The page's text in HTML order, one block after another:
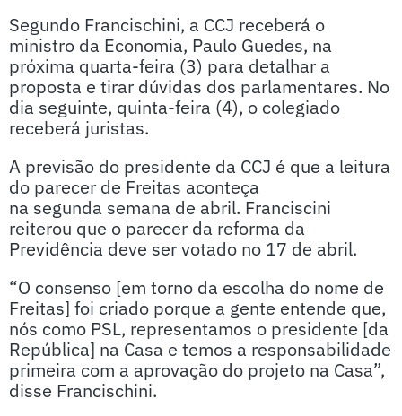
Segundo Francischini, a CCJ receberá o
ministro da Economia, Paulo Guedes, na
próxima quarta-feira (3) para detalhar a
proposta e tirar dúvidas dos parlamentares. No
dia seguinte, quinta-feira (4), o colegiado
receberá juristas.
A previsão do presidente da CCJ é que a leitura
do parecer de Freitas aconteça
na segunda semana de abril. Franciscini
reiterou que o parecer da reforma da
Previdência deve ser votado no 17 de abril.
“O consenso [em torno da escolha do nome de
Freitas] foi criado porque a gente entende que,
nós como PSL, representamos o presidente [da
República] na Casa e temos a responsabilidade
primeira com a aprovação do projeto na Casa”,
disse Francischini.